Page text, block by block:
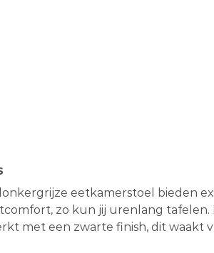
eetkamerstoel bieden
zo kun jij urenlang tafelen.
met een zwarte finish, dit waakt